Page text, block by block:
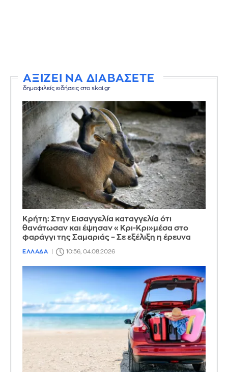
ΑΞΙΖΕΙ ΝΑ ΔΙΑΒΑΣΕΤΕ
δημοφιλείς ειδήσεις στο skai.gr
Κρήτη: Στην Εισαγγελία καταγγελία ότι
θανάτωσαν και έψησαν «Κρι-Κρι»μέσα στο
φαράγγι της Σαμαριάς – Σε εξέλιξη η έρευνα
ΕΛΛΑΔΑ 10:56, 04.08.2026